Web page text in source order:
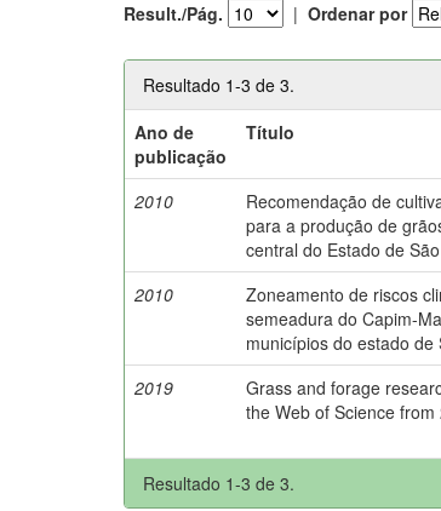
Result./Pág. | Ordenar por
Resultado 1-3 de 3.
Ano de
publicação
Título
2010
Recomendação de
para a produção de
central do Estado de
2010
Zoneamento de riscos
semeadura do Capim-
municípios do estado de
2019
Grass and forage
the Web of Science
Resultado 1-3 de 3.